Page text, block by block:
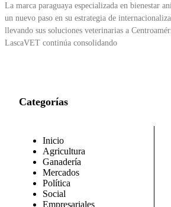
La marca paraguaya especializada en bienestar
un nuevo paso en su estrategia de
llevando sus soluciones veterinarias a
LascaVET continúa consolidando
Categorías
Inicio
Agricultura
Ganadería
Mercados
Política
Social
Empresariales